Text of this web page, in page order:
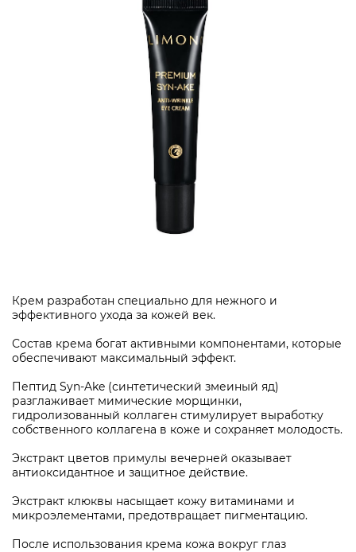
Крем разработан специально для нежного и
эффективного ухода за кожей век.
Состав крема богат активными компонентами, которые
обеспечивают максимальный эффект.
Пептид Syn-Ake (синтетический змеиный яд)
разглаживает мимические морщинки,
гидролизованный коллаген стимулирует выработку
собственного коллагена в коже и сохраняет молодость.
Экстракт цветов примулы вечерней оказывает
антиоксидантное и защитное действие.
Экстракт клюквы насыщает кожу витаминами и
микроэлементами, предотвращает пигментацию.
После использования крема кожа вокруг глаз